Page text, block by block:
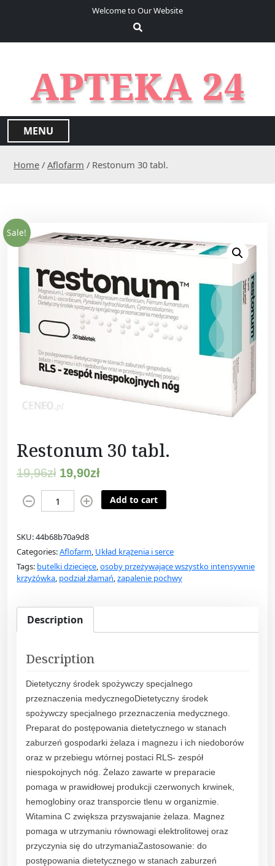
Welcome to Our Website
APTEKA 24
MENU
Home / Aflofarm / Restonum 30 tabl.
Sale!
Restonum 30 tabl.
19,96zł 19,90zł
t
o
n
u
0
Add to cart
SKU:44b68b70a9d8
Categories:Aflofarm, Układ krążenia i serce
Tags: butelki dziecięce,osoby przeżywające wszystko intensywnie
krzyżówka, podział złamań,zapalenie pochwy
Description
Description
Dietetyczny środek spożywczy specjalnego
przeznaczenia medycznegoDietetyczny środek
spożywczy specjalnego przeznaczenia medycznego.
Preparat do postępowania dietetycznego w stanach
zaburzeń gospodarki żelaza i magnezu i ich niedoborów
oraz w przebiegu wtórnej postaci RLS- zespół
niespokojnych nóg. Żelazo zawarte w preparacie
pomaga w prawidłowej produkcji czerwonych krwinek,
hemoglobiny oraz transporcie tlenu w organizmie.
Witamina C zwiększa przyswajanie żelaza. Magnez
pomaga w utrzymaniu równowagi elektrolitowej oraz
przyczynia się do utrzymaniaZastosowanie: do
postępowania dietetycznego w stanach zaburzeń